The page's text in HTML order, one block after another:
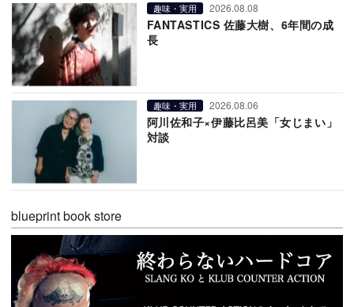
趣味・実用 2026.08.08
FANTASTICS 佐藤大樹、6年間の成
長
趣味・実用 2026.08.06
阿川佐和子×伊藤比呂美「女じまい」
対談
blueprint book store